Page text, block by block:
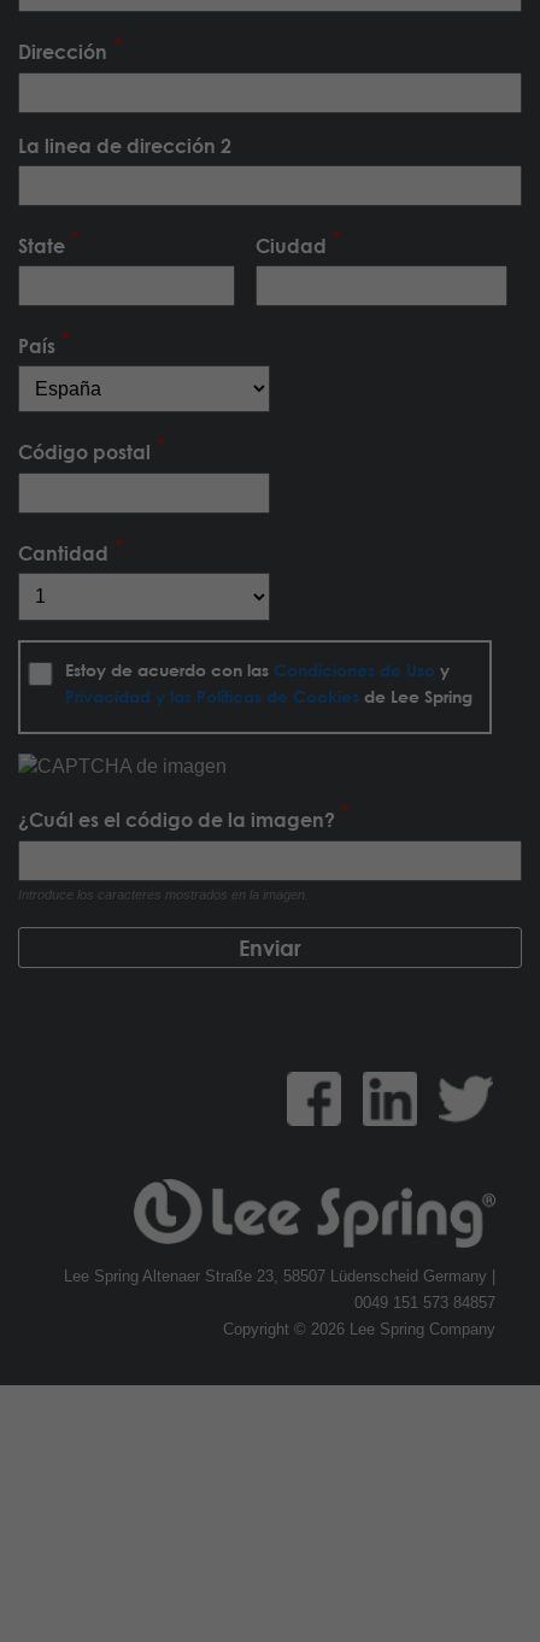
Dirección
La linea de dirección 2
State Ciudad
País
Código postal
Cantidad
Estoy de acuerdo con las Condiciones de Uso y
Privacidad y las Políticas de Cookiesde Lee Spring
¿Cuál es el código de la imagen?
Introduce los caracteres mostrados en la imagen.
Lee Spring Altenaer Straße 23, 58507 Lüdenscheid Germany |
0049 151 573 84857
Copyright © 2026 Lee Spring Company